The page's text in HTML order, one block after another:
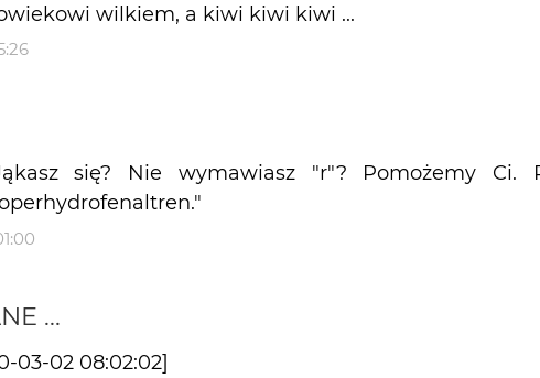
wilkiem, a kiwi kiwi kiwi ...
się? Nie wymawiasz "r"? Pomożemy
...
03-02 08:02:02]